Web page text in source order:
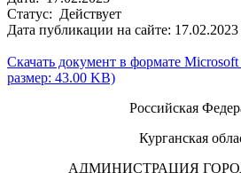
Статус: Действует
Дата публикации на сайте: 17.02.2023
Скачать документ в формате
размер: 43.00 KB)
Российская
Курганская
АДМИНИСТРАЦИЯ